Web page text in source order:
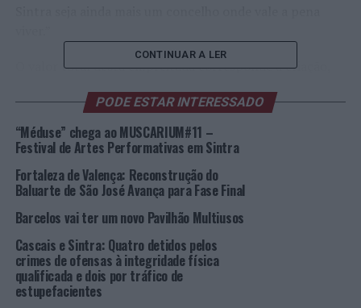
O valor total desta empreitada corresponde à criação,
contemplando uma área de construção de 1034 m² e
arranjos exteriores, inseridos num lote com 6800 m².
Multiusos de Fitares pretende tornar-se num novo polo
de dinamização social e cultural e acolher a realização de
eventos de natureza diversa tais como espetáculos,
conferências, exposições, entre outras atividades.
Foto: CMS.
CONTINUAR A LER
PODE ESTAR INTERESSADO
“Méduse” chega ao MUSCARIUM#11 –
Festival de Artes Performativas em Sintra
Fortaleza de Valença: Reconstrução do
Baluarte de São José Avança para Fase Final
Barcelos vai ter um novo Pavilhão Multiusos
Cascais e Sintra: Quatro detidos pelos
crimes de ofensas à integridade física
qualificada e dois por tráfico de
estupefacientes